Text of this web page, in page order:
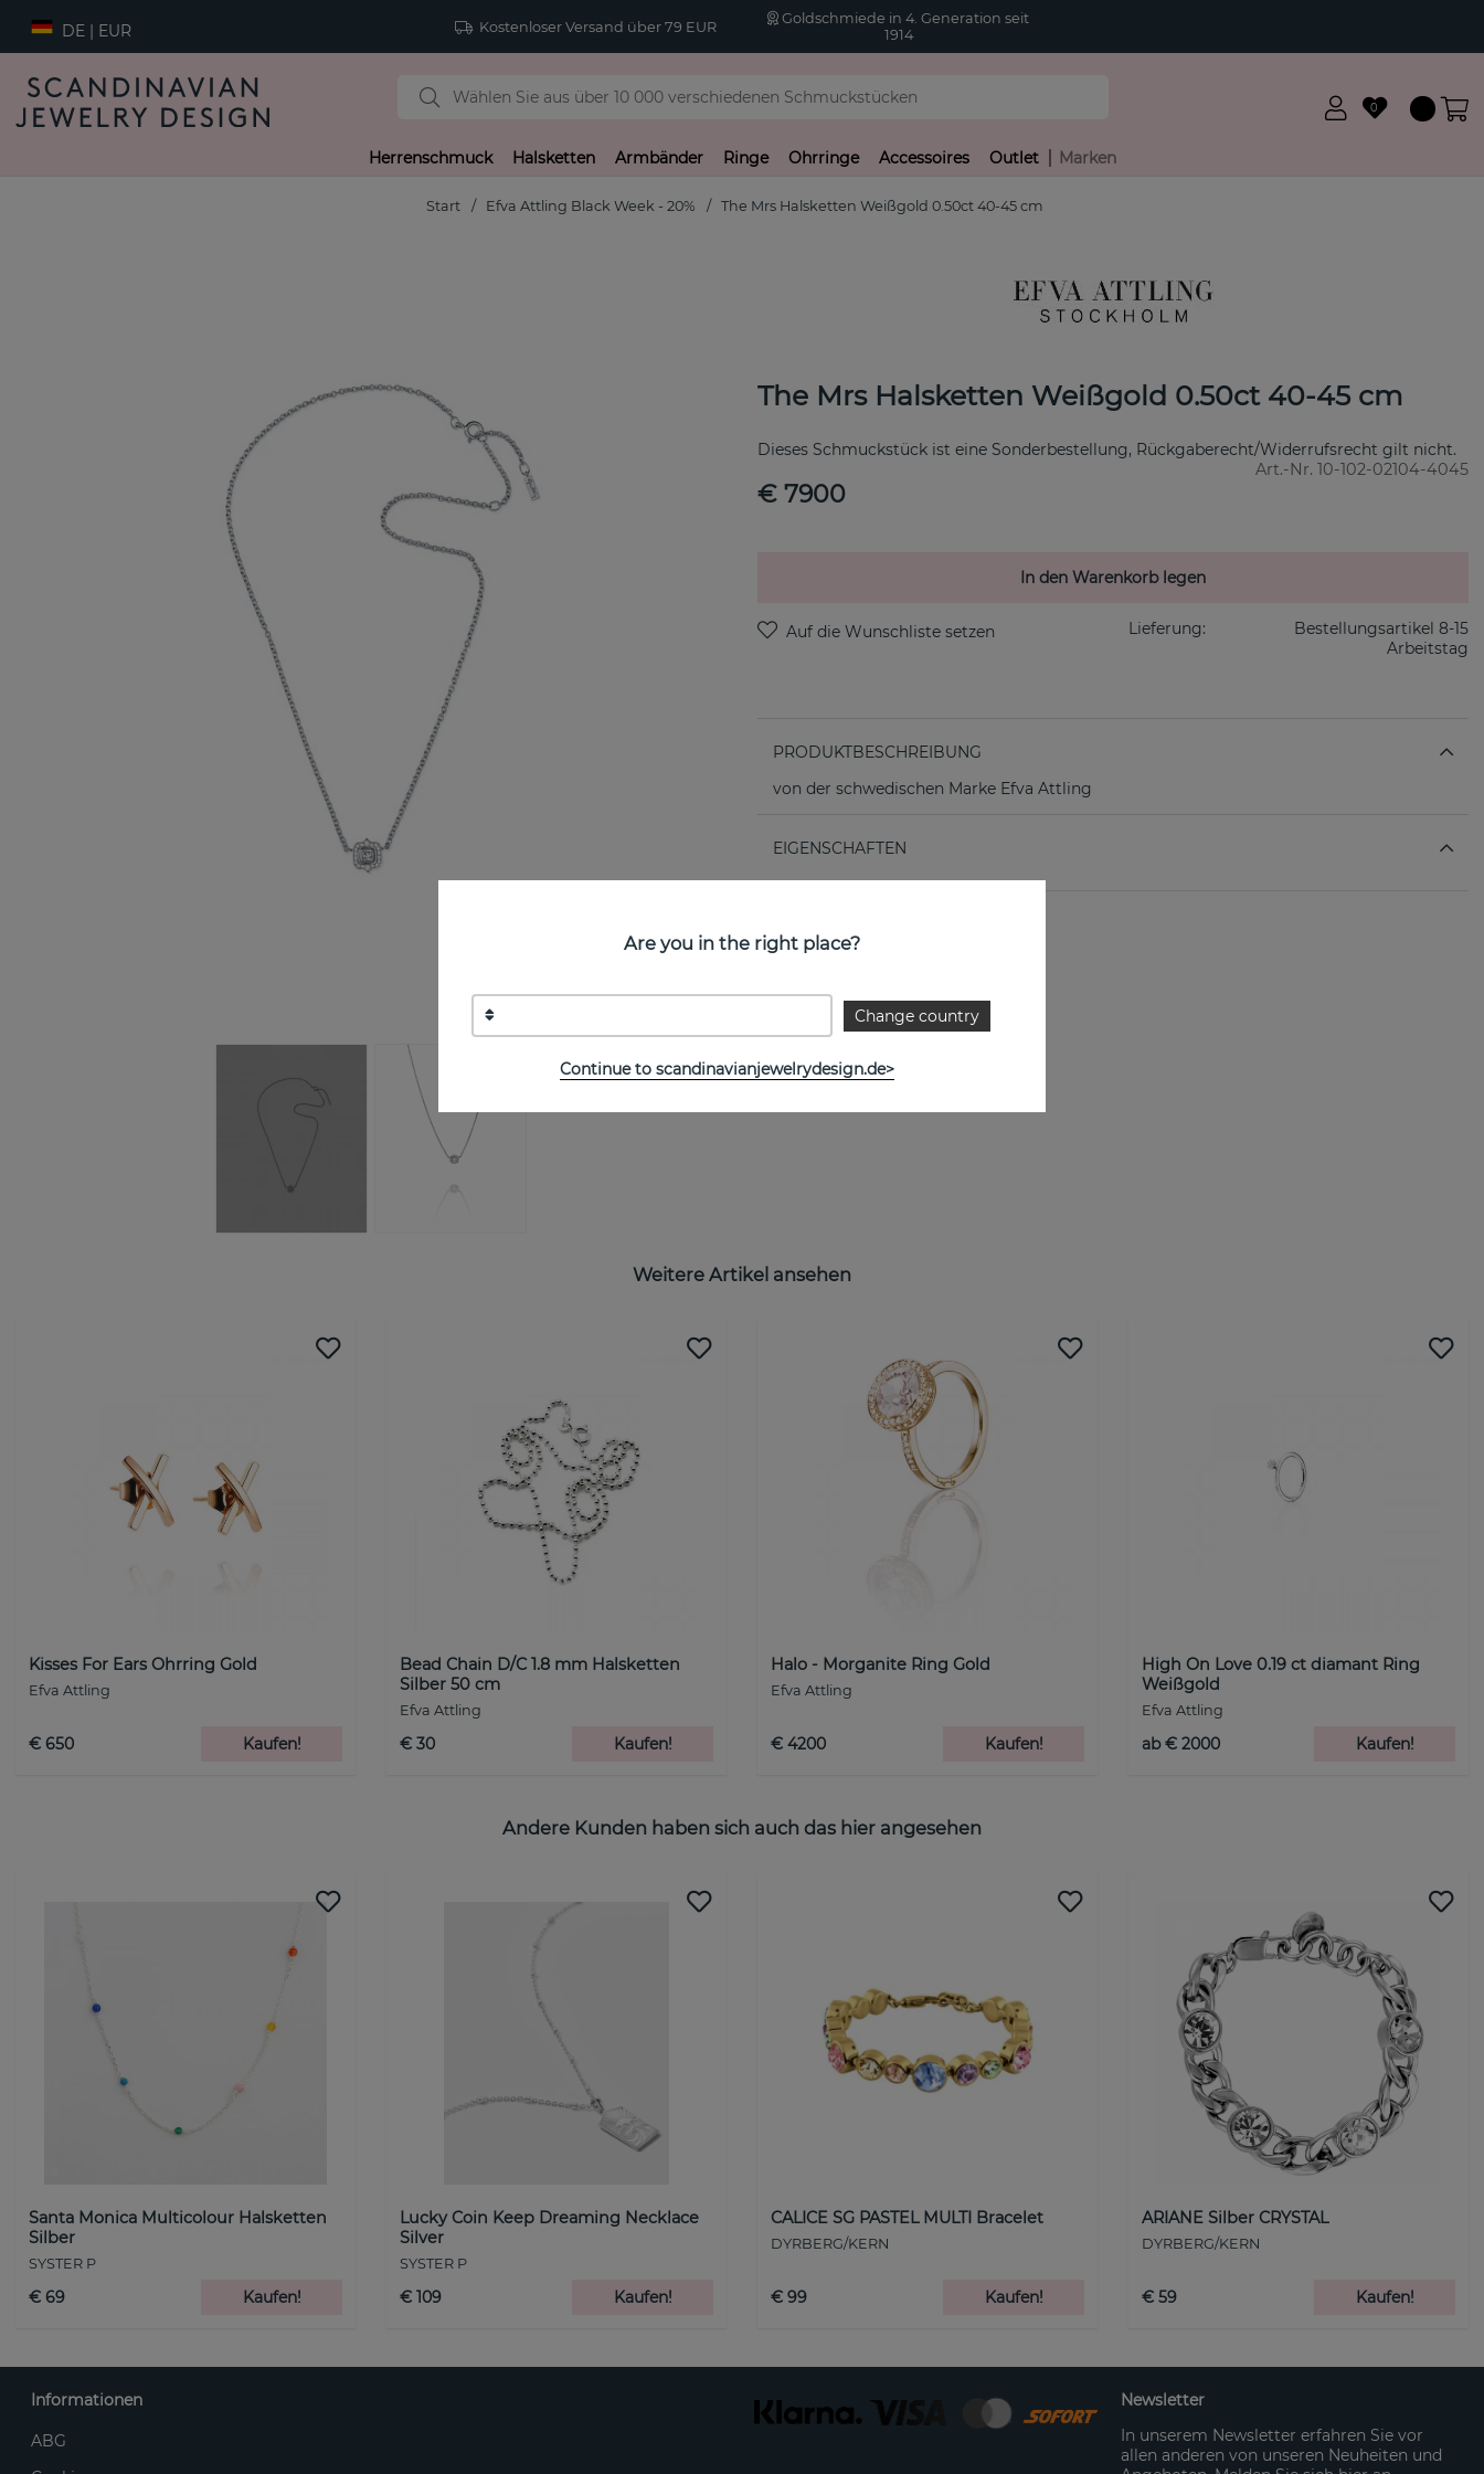
DE | EUR Kostenloser Versand über 79 EUR
Goldschmiede in 4. Generation seit
1914
0
Herrenschmuck Halsketten Armbänder Ringe Ohrringe Accessoires Outlet Marken
Start Efva Attling Black Week - 20% The Mrs Halsketten Weißgold 0.50ct 40-45 cm
The Mrs Halsketten Weißgold 0.50ct 40-45 cm
Dieses Schmuckstück ist eine Sonderbestellung, Rückgaberecht/Widerrufsrecht gilt nicht.
Art.-Nr. 10-102-02104-4045
€ 7900
In den Warenkorb legen
Lieferung:
Bestellungsartikel 8-15
Arbeitstag
PRODUKTBESCHREIBUNG
von der schwedischen Marke Efva Attling
EIGENSCHAFTEN
Weitere Artikel ansehen
Kisses For Ears Ohrring Gold
Efva Attling
€ 650 Kaufen!
Bead Chain D/C 1.8 mm Halsketten
Silber 50 cm
Efva Attling
€ 30 Kaufen!
Halo - Morganite Ring Gold
Efva Attling
€ 4200 Kaufen!
High On Love 0.19 ct diamant Ring
Weißgold
Efva Attling
ab € 2000 Kaufen!
Andere Kunden haben sich auch das hier angesehen
Santa Monica Multicolour Halsketten
Silber
SYSTER P
€ 69 Kaufen!
Lucky Coin Keep Dreaming Necklace
Silver
SYSTER P
€ 109 Kaufen!
CALICE SG PASTEL MULTI Bracelet
DYRBERG/KERN
€ 99 Kaufen!
ARIANE Silber CRYSTAL
DYRBERG/KERN
€ 59 Kaufen!
Are you in the right place?
Change country
Continue to scandinavianjewelrydesign.de>
Informationen
ABG
Newsletter
In unserem Newsletter erfahren Sie vor
allen anderen von unseren Neuheiten und